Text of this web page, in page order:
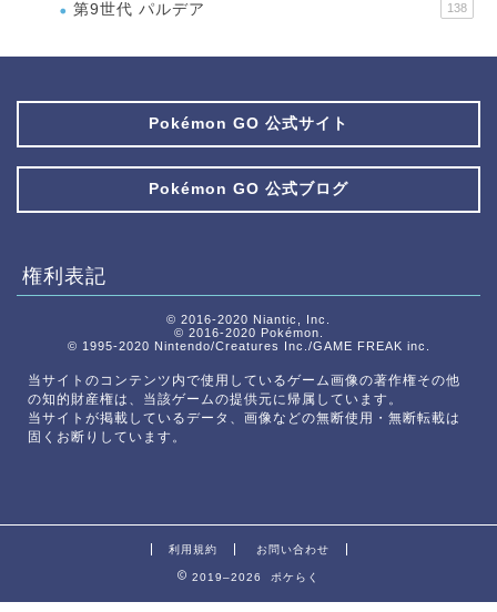
第9世代 パルデア 138
Pokémon GO 公式サイト
Pokémon GO 公式ブログ
権利表記
© 2016-2020 Niantic, Inc.
© 2016-2020 Pokémon.
© 1995-2020 Nintendo/Creatures Inc./GAME FREAK inc.
当サイトのコンテンツ内で使用しているゲーム画像の著作権その他
の知的財産権は、当該ゲームの提供元に帰属しています。
当サイトが掲載しているデータ、画像などの無断使用・無断転載は
固くお断りしています。
利用規約 お問い合わせ
2019–2026 ポケらく